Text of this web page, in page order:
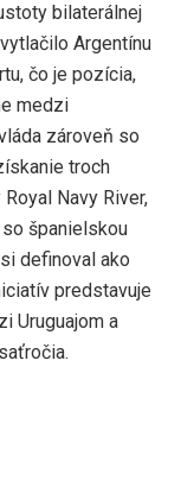
bilaterálnej
Argentínu
čo je pozícia,
medzi
zároveň so
troch
Navy River,
španielskou
definoval ako
predstavuje
Uruguajom a